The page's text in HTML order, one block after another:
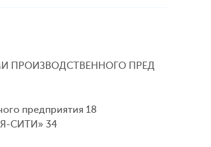
ПРОИЗВОДСТВЕННОГО ПРЕД
предприятия 18
СИТИ» 34